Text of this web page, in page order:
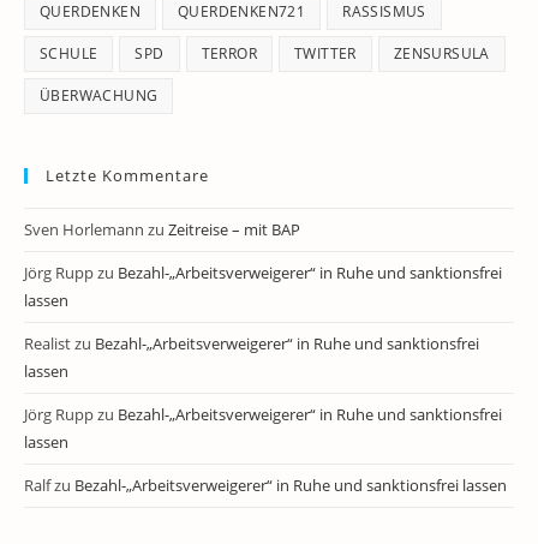
QUERDENKEN QUERDENKEN721 RASSISMUS
SCHULE SPD TERROR TWITTER ZENSURSULA
ÜBERWACHUNG
Letzte Kommentare
Sven Horlemann zu Zeitreise – mit BAP
Jörg Ruppzu Bezahl-„Arbeitsverweigerer“ in Ruhe und sanktionsfrei
lassen
Realistzu Bezahl-„Arbeitsverweigerer“ in Ruhe und sanktionsfrei
lassen
Jörg Ruppzu Bezahl-„Arbeitsverweigerer“ in Ruhe und sanktionsfrei
lassen
Ralfzu Bezahl-„Arbeitsverweigerer“ in Ruhe und sanktionsfrei lassen